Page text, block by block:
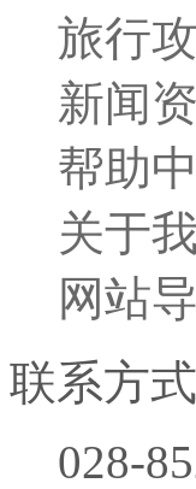
胜景名城
行程攻略
旅行
新闻
帮助
关于
网站
联系方式
028-